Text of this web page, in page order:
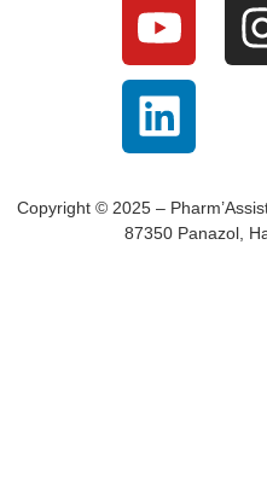
Copyright © 2025 –
87350 Panazol,